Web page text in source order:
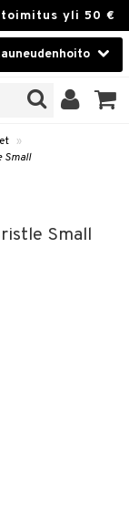
toimitus yli 50 €
»
Small
Small